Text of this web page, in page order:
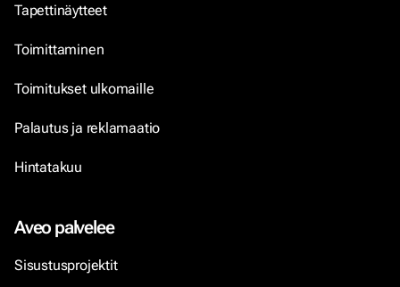
Tapettinäytteet
Toimittaminen
Toimitukset ulkomaille
Palautus ja reklamaatio
Hintatakuu
Aveo palvelee
Sisustusprojektit